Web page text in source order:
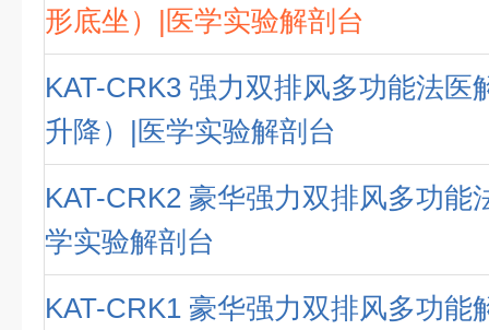
形底坐）|医学实验解剖台
KAT-CRK3 强力双排风多功能法医
升降）|医学实验解剖台
KAT-CRK2 豪华强力双排风多功能
学实验解剖台
KAT-CRK1 豪华强力双排风多功能